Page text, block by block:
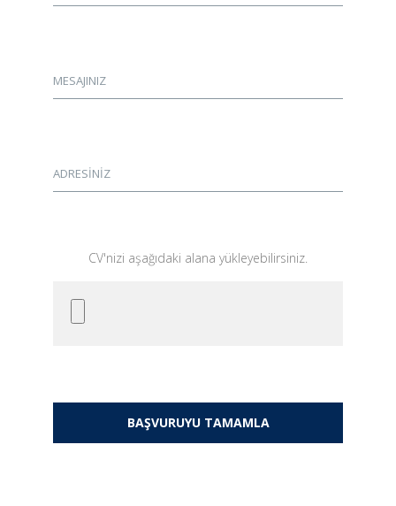
MESAJINIZ
ADRESİNİZ
CV'nizi aşağıdaki alana yükleyebilirsiniz.